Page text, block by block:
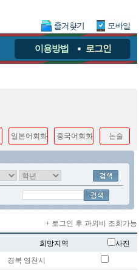
이용방법 로그인
일본어회화 중국어회화 논술
+ 로그인 후 과외비 조회가능
희망지역
사진
경북 영천시